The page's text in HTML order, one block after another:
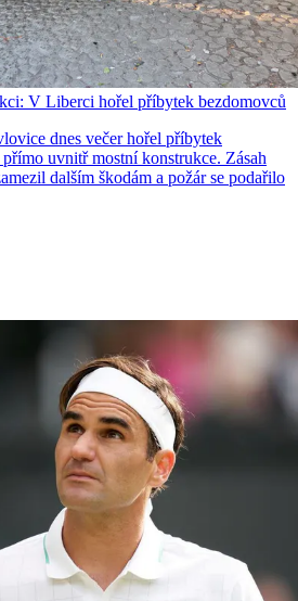
V Liberci hořel příbytek bezdomovců
dnes večer hořel příbytek
uvnitř mostní konstrukce. Zásah
dalším škodám a požár se podařilo